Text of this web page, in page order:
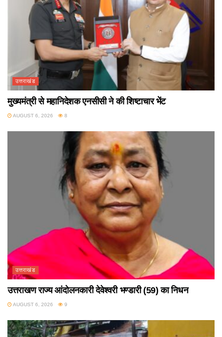
उत्तराखंड
मुख्यमंत्री से महानिदेशक एनसीसी ने की शिष्टाचार भेंट
AUGUST 6, 2026 8
उत्तराखंड
उत्तराखण राज्य आंदोलनकारी देवेश्वरी भण्डारी (59) का निधन
AUGUST 6, 2026 9